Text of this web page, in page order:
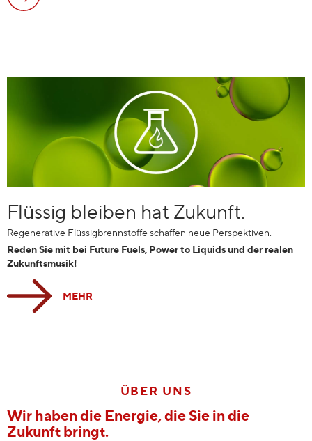
Flüssig bleiben hat Zukunft.
Regenerative Flüssigbrennstoffe schaffen neue Perspektiven.
Reden Sie mit bei Future Fuels, Power to Liquids und der realen
Zukunftsmusik!
MEHR
ÜBER UNS
Wir haben die Energie, die Sie in die
Zukunft bringt.